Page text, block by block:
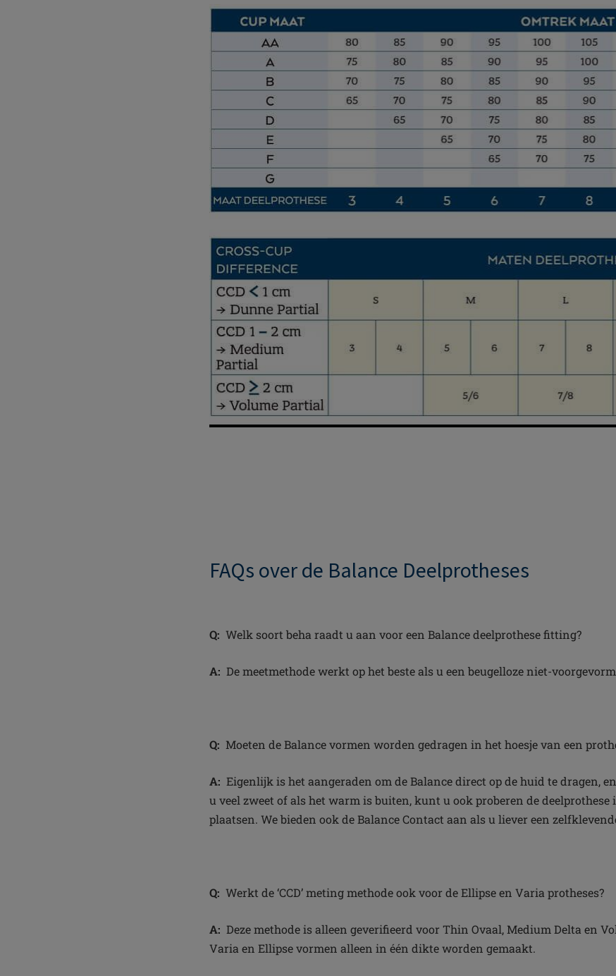
FAQs over de Balance Deelprotheses
Q: Welk soort beha raadt u aan voor een Balance deelprothese fitting?
A: De meetmethode werkt op het beste als u een beugelloze niet-
Q: Moeten de Balance vormen worden gedragen in het hoesje van een
A: Eigenlijk is het aangeraden om de Balance direct op de huid te dragen,
u veel zweet of als het warm is buiten, kunt u ook proberen de deelprothese
plaatsen. We bieden ook de Balance Contact aan als u liever een
Q: Werkt de ‘CCD’ meting methode ook voor de Ellipse en Varia protheses?
A: Deze methode is alleen geverifieerd voor Thin Ovaal, Medium Delta en
Varia en Ellipse vormen alleen in één dikte worden gemaakt.